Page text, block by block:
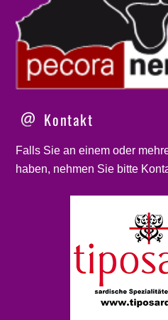
Kontakt
Falls Sie an einem oder
haben, nehmen Sie bitte